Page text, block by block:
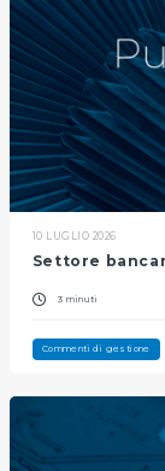
10 LUGLIO 2026
Settore
3 minuti
Commenti di gestione